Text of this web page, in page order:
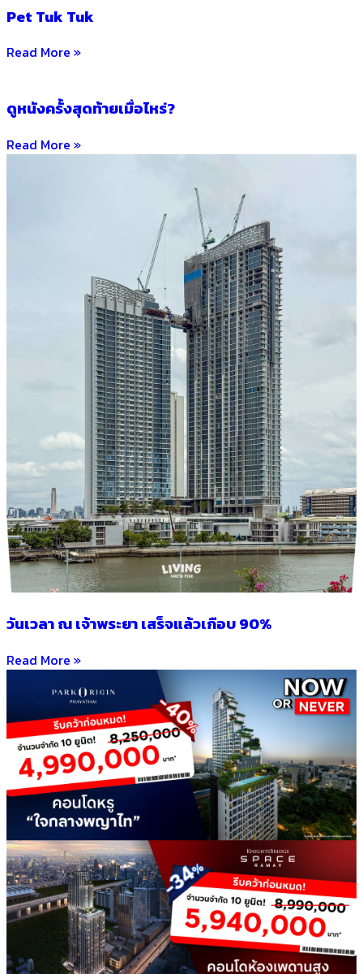
Pet Tuk Tuk
Read More »
ดูหนังครั้งสุดท้ายเมื่อไหร่?
Read More »
วันเวลา ณ เจ้าพระยา เสร็จแล้วเกือบ 90%
Read More »